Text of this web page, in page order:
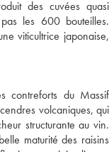
des cuvées quasi
les 600 bouteilles.
viticultrice japonaise,
contreforts du Massif
volcaniques, qui
structurante au vin.
maturité des raisins